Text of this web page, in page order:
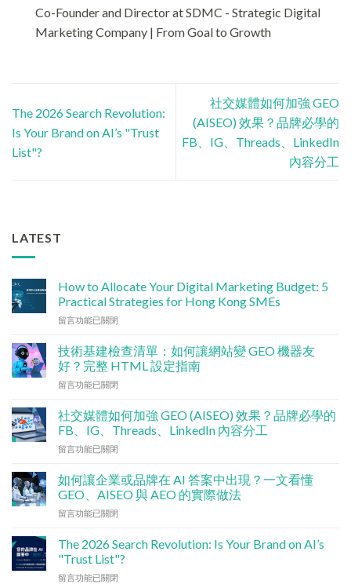
Co-Founder and Director at SDMC - Strategic Digital
Marketing Company | From Goal to Growth
The 2026 Search Revolution:
Is Your Brand on AI’s "Trust
List"?
社交媒體如何加強 GEO
(AISEO) 效果？品牌必學的
FB、IG、Threads、LinkedIn
內容分工
LATEST
How to Allocate Your Digital Marketing Budget: 5
Practical Strategies for Hong Kong SMEs
在
碼
行
銷
預
點
分
香
中
小
5
用
策
略〉
留言功能已關閉
技術基建檢查清單：如何讓網站變 GEO 機器友
好？完整 HTML 設定指南
在
術
基
建
檢
清
單：
何
網
站
GEO
留言功能已關閉
社交媒體如何加強 GEO (AISEO) 效果？品牌必學的
FB、IG、Threads、LinkedIn 內容分工
在
交
媒
體
如
加
強
(AISEO)
留言功能已關閉
如何讓企業或品牌在 AI 答案中出現？一文看懂
GEO、AISEO 與 AEO 的實際做法
在
何
讓
業
留言功能已關閉
The 2026 Search Revolution: Is Your Brand on AI’s
"Trust List"?
在
留言功能已關閉